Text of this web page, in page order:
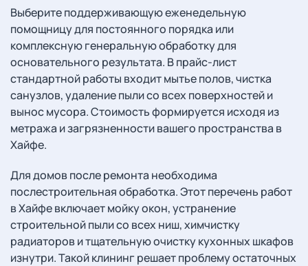
Выберите поддерживающую еженедельную
помощницу для постоянного порядка или
комплексную генеральную обработку для
основательного результата. В прайс-лист
стандартной работы входит мытье полов, чистка
санузлов, удаление пыли со всех поверхностей и
вынос мусора. Стоимость формируется исходя из
метража и загрязненности вашего пространства в
Хайфе.
Для домов после ремонта необходима
послестроительная обработка. Этот перечень работ
в Хайфе включает мойку окон, устранение
строительной пыли со всех ниш, химчистку
радиаторов и тщательную очистку кухонных шкафов
изнутри. Такой клининг решает проблему остаточных